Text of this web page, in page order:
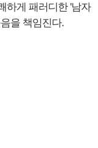
하게 패러디한 '남자
을 책임진다.